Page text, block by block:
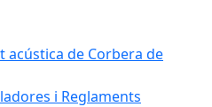
acústica de Corbera de
i Reglaments